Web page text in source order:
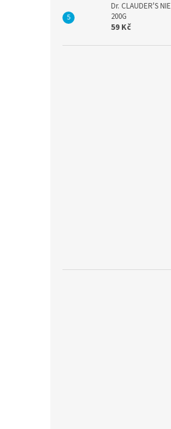
Dr. CLAUDER'S
200G
59 Kč